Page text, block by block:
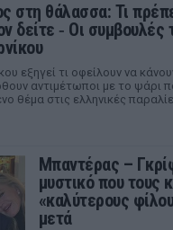
στη θάλασσα: Τι
δείτε ‑ Οι συμβουλές
εξηγεί τι οφείλουν να
αντιμέτωποι με το ψάρι
θέμα στις ελληνικές
Μπαντέρας –
μυστικό που τους
«καλύτερους
μετά